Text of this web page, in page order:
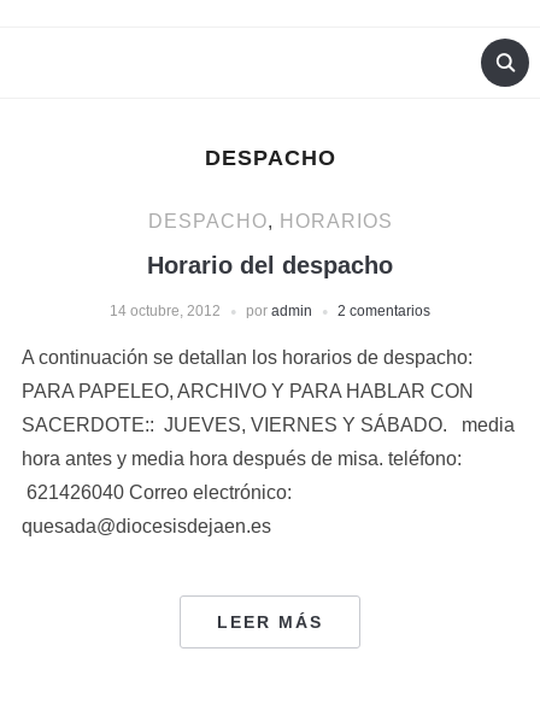
DESPACHO
DESPACHO, HORARIOS
Horario del despacho
14 octubre, 2012 por admin 2 comentarios
A continuación se detallan los horarios de despacho:
PARA PAPELEO, ARCHIVO Y PARA HABLAR CON
SACERDOTE:: JUEVES, VIERNES Y SÁBADO. media
hora antes y media hora después de misa. teléfono:
621426040 Correo electrónico:
quesada@diocesisdejaen.es
LEER MÁS